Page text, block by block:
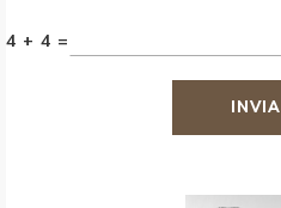
4 + 4 =
INVIA